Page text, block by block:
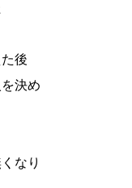
後
決め
なり